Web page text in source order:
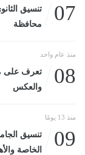
07
محافظة
منذ عام واحد
08
تعرف على
والعكس
منذ 13 يومًا
09
الخاصة